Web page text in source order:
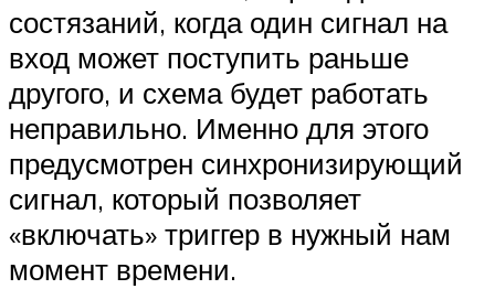
состязаний, когда один сигнал на
вход может поступить раньше
другого, и схема будет работать
неправильно. Именно для этого
предусмотрен синхронизирующий
сигнал, который позволяет
«включать» триггер в нужный нам
момент времени.